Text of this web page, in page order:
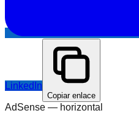
LinkedIn
Copiar enlace
AdSense — horizontal